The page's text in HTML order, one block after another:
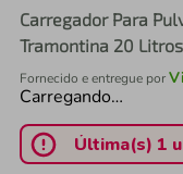
Carregador Para
Tramontina 20 Litros
Fornecido e entregue por
Carregando…
Última(s) 1